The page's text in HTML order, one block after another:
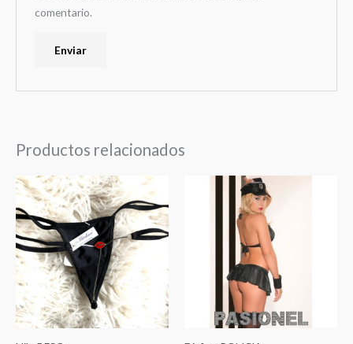
comentario.
Productos relacionados
Este
producto
tiene
varias
Las
opciones